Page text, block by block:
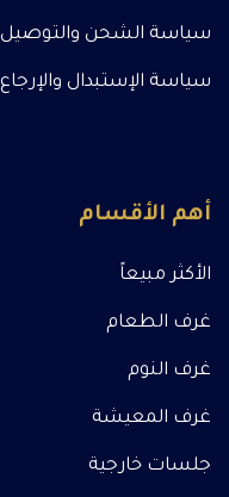
سياسة الشحن والتوصيل
سياسة الإستبدال والإرجاع
أهم الأقسام
الأكثر مبيعاً
غرف الطعام
غرف النوم
غرف المعيشة
جلسات خارجية